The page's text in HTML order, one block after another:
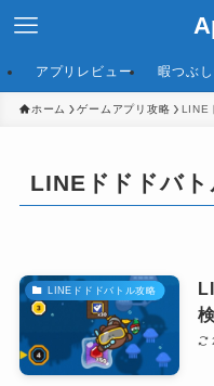
アプリレビュー 暇つぶ
ホーム ゲームアプリ攻略 LINE
LINEドドドバト
LINEドドドバトル攻略